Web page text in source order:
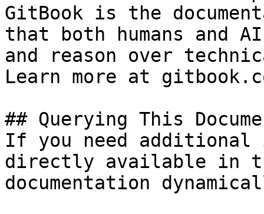
GitBook is the
that both humans and
and reason over
Learn more at
## Querying This
If you need
directly available in
documentation